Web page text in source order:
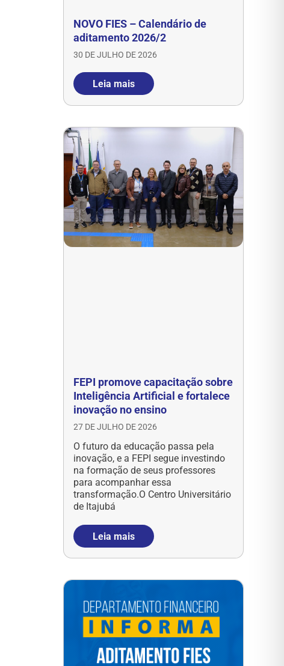
NOVO FIES – Calendário de
aditamento 2026/2
30 DE JULHO DE 2026
Leia mais
FEPI promove capacitação sobre
Inteligência Artificial e fortalece
inovação no ensino
27 DE JULHO DE 2026
O futuro da educação passa pela
inovação, e a FEPI segue investindo
na formação de seus professores
para acompanhar essa
transformação.O Centro Universitário
de Itajubá
Leia mais